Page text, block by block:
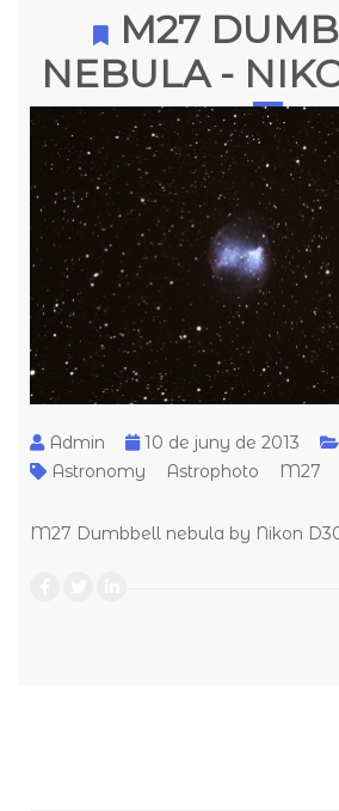
M27
NEBULA -
Admin 10 de juny de 2013
Astronomy
Astrophoto M27
M27 Dumbbell nebula by Nikon